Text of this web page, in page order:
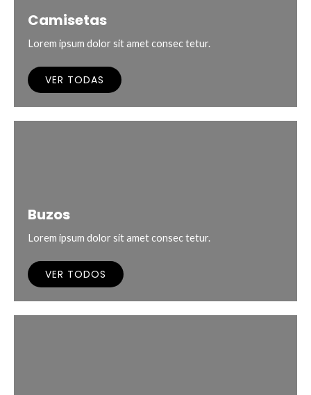
Camisetas
Lorem ipsum dolor sit amet consec tetur.
VER TODAS
Buzos
Lorem ipsum dolor sit amet consec tetur.
VER TODOS